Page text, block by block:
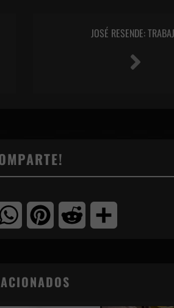
JOSÉ RESENDE:
WhatsAppPinterest Reddit